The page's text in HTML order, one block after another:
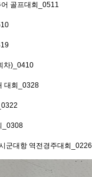
골프대회_0511
차)_0410
대회_0328
_0308
군대항 역전경주대회_0226